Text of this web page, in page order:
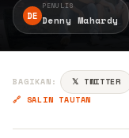
DE
PENULIS
Denny Mahardy
BAGIKAN: 𝕏 TWITTER
🔗 SALIN TAUTAN